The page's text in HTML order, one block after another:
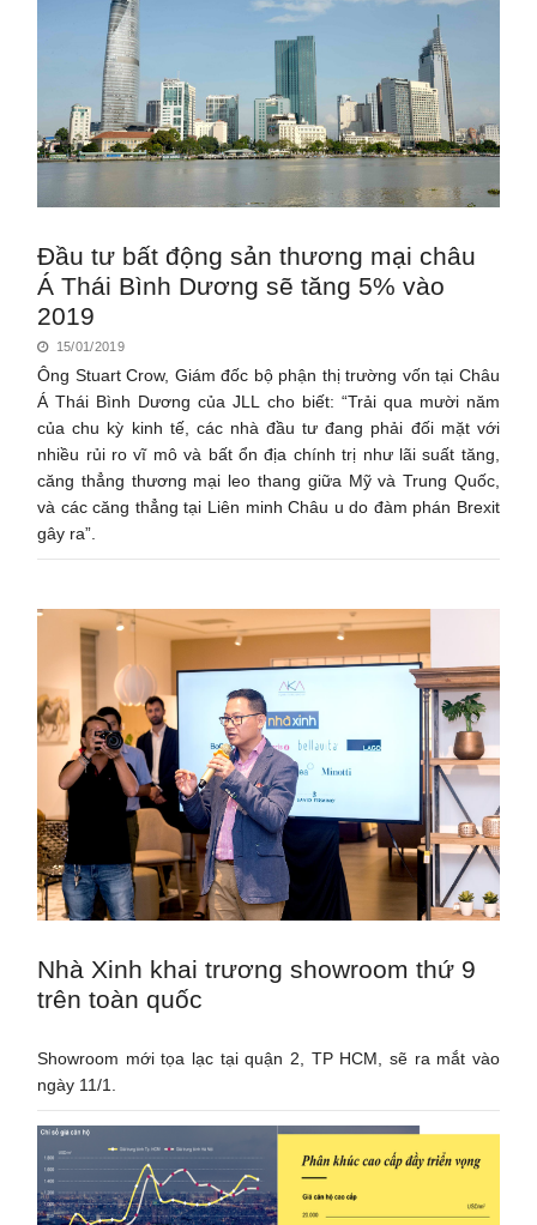
Đầu tư bất động sản thương mại châu
Á Thái Bình Dương sẽ tăng 5% vào
2019
15/01/2019
Ông Stuart Crow, Giám đốc bộ phận thị trường vốn tại Châu
Á Thái Bình Dương của JLL cho biết: “Trải qua mười năm
của chu kỳ kinh tế, các nhà đầu tư đang phải đối mặt với
nhiều rủi ro vĩ mô và bất ổn địa chính trị như lãi suất tăng,
căng thẳng thương mại leo thang giữa Mỹ và Trung Quốc,
và các căng thẳng tại Liên minh Châu u do đàm phán Brexit
gây ra”.
Nhà Xinh khai trương showroom thứ 9
trên toàn quốc
Showroom mới tọa lạc tại quận 2, TP HCM, sẽ ra mắt vào
ngày 11/1.